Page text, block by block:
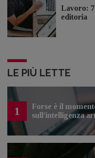
Lavoro:
editoria
LE PIÙ LETTE
1
Forse è il
sull’intelligenza